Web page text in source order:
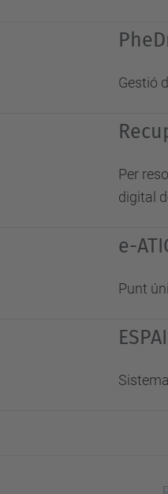
Gestió
Per
digital
e-
Punt